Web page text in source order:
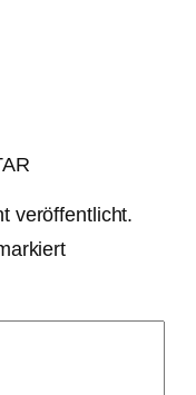
veröffentlicht.